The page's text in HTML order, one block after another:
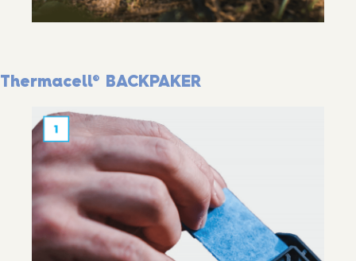
Thermacell® BACKPAKER